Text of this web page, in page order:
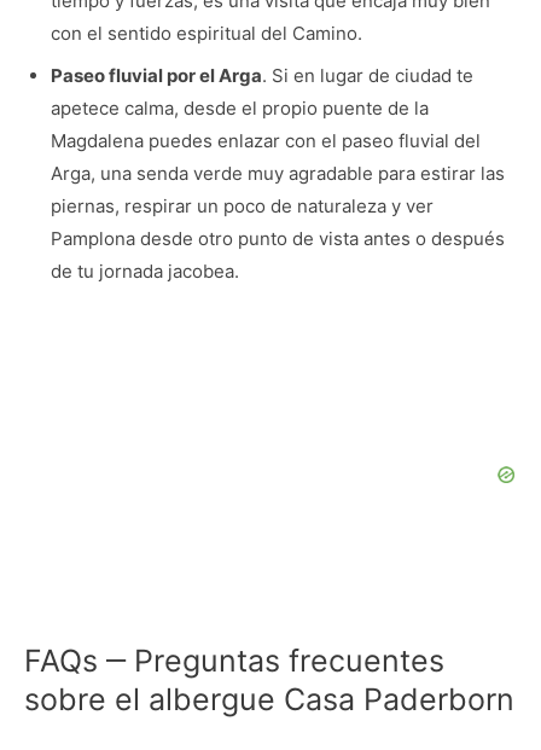
con el sentido espiritual del Camino.
Paseo fluvial por el Arga. Si en lugar de ciudad te
apetece calma, desde el propio puente de la
Magdalena puedes enlazar con el paseo fluvial del
Arga, una senda verde muy agradable para estirar las
piernas, respirar un poco de naturaleza y ver
Pamplona desde otro punto de vista antes o después
de tu jornada jacobea.
FAQs ‒ Preguntas frecuentes
sobre el albergue Casa Paderborn